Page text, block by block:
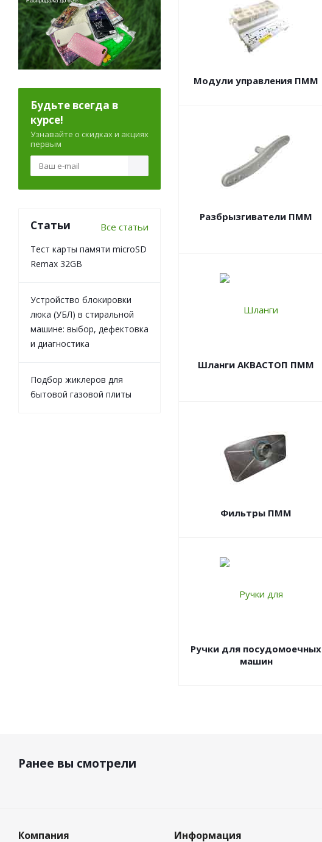
Модули управления ПММ
Разбрызгиватели ПММ
Шланги АКВАСТОП ПММ
Фильтры ПММ
Ручки для посудомоечных
машин
Будьте всегда в
курсе!
Узнавайте о скидках и акциях
первым
Статьи Все статьи
Тест карты памяти microSD
Remax 32GB
Устройство блокировки
люка (УБЛ) в стиральной
машине: выбор, дефектовка
и диагностика
Подбор жиклеров для
бытовой газовой плиты
Ранее вы смотрели
Компания Информация